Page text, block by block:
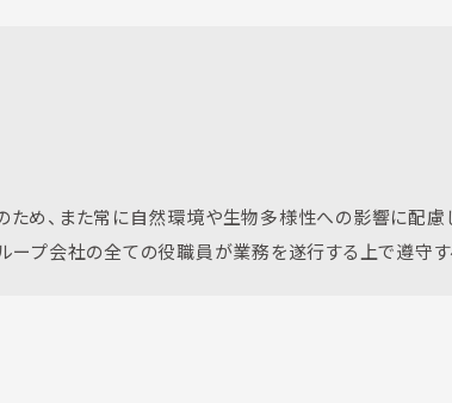
め、また常に自然環境や生物多様性への影響に配慮
ープ会社の全ての役職員が業務を遂行する上で遵守す